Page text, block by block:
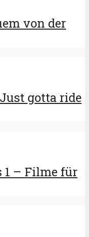
von der
gotta ride
1 – Filme für